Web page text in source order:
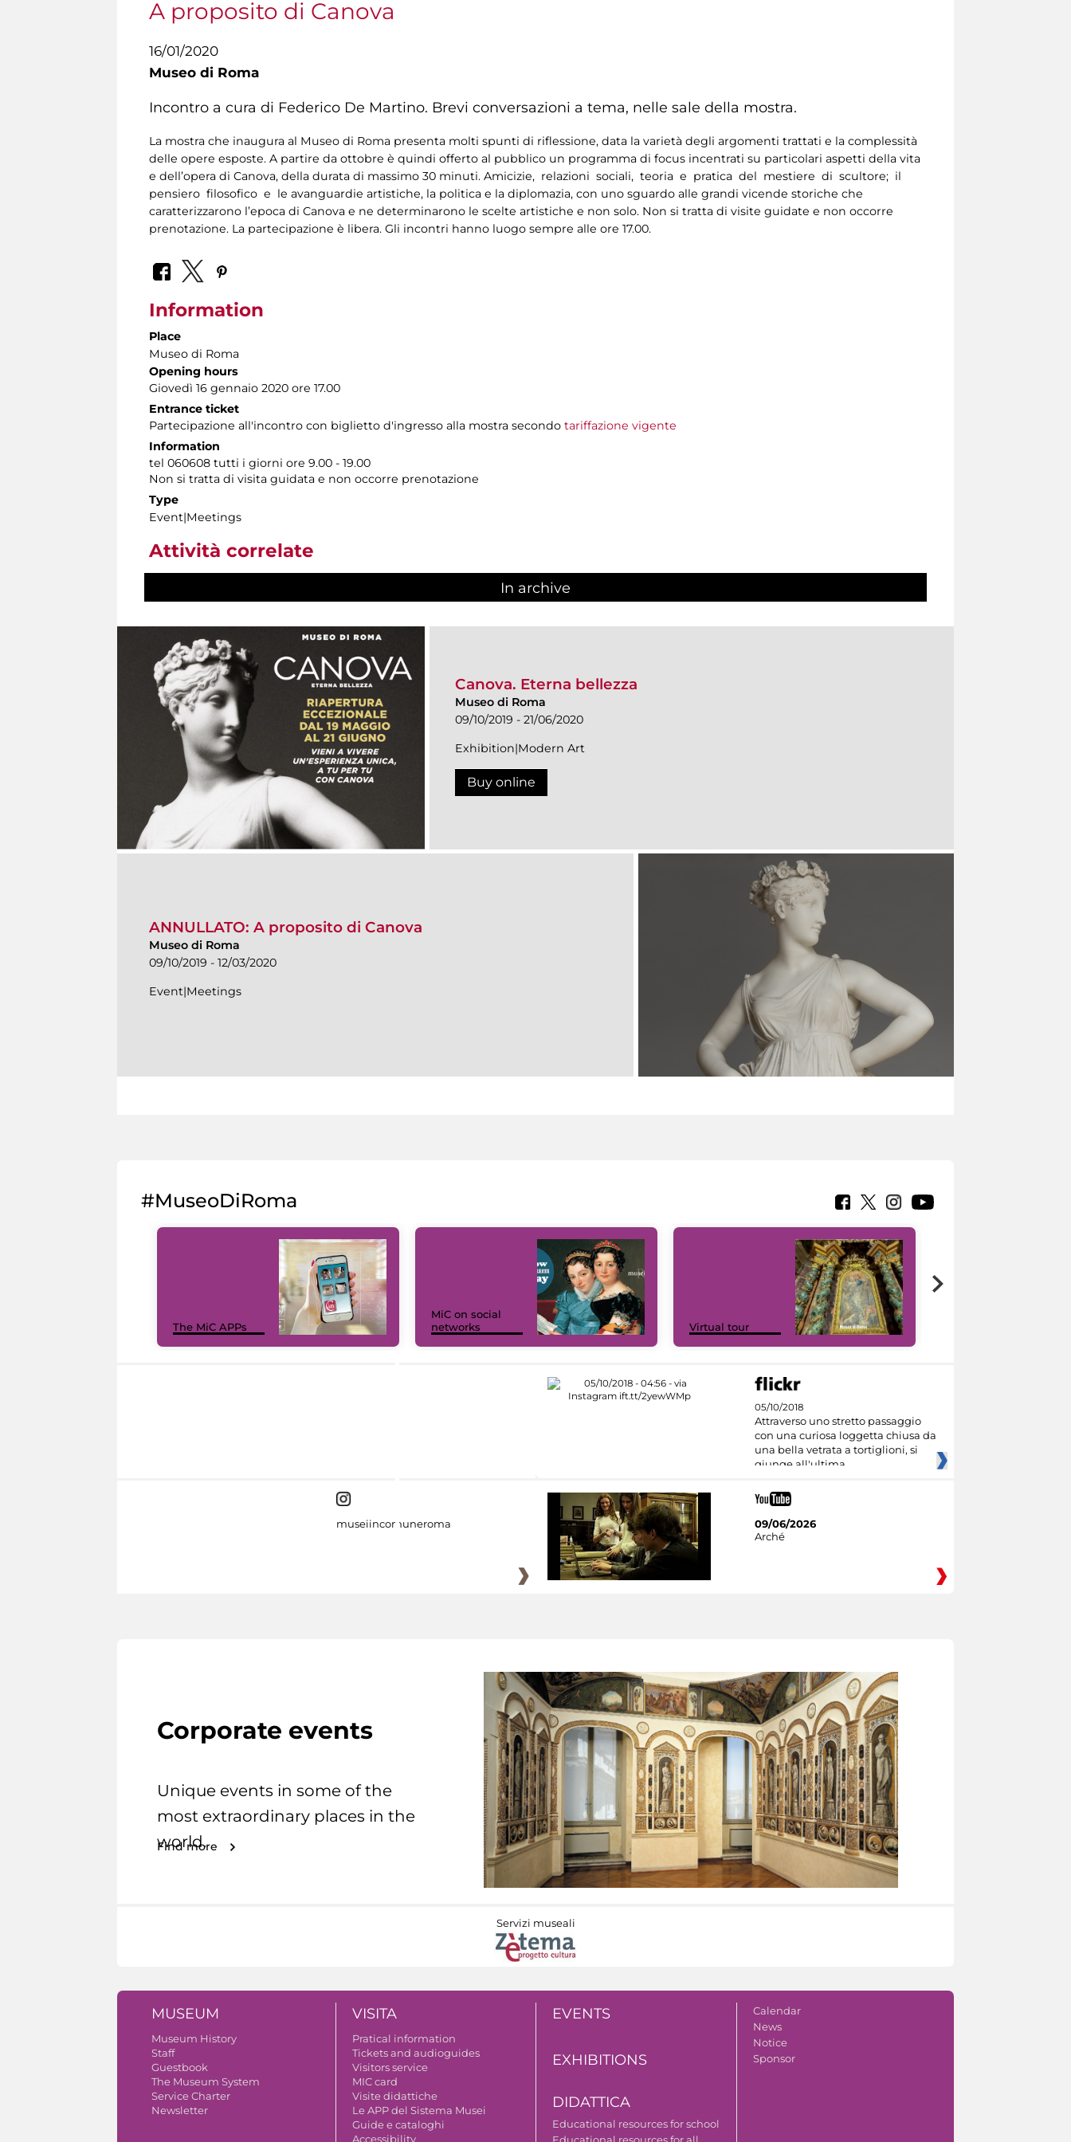
A proposito di Canova
16/01/2020
Museo di Roma
Incontro a cura di Federico De Martino. Brevi conversazioni a tema, nelle sale della mostra.
La mostra che inaugura al Museo di Roma presenta molti spunti di riflessione, data la varietà degli argomenti trattati e la complessità
delle opere esposte. A partire da ottobre è quindi offerto al pubblico un programma di focus incentrati su particolari aspetti della vita
e dell’opera di Canova, della durata di massimo 30 minuti. Amicizie, relazioni sociali, teoria e pratica del mestiere di scultore; il
pensiero filosofico e le avanguardie artistiche, la politica e la diplomazia, con uno sguardo alle grandi vicende storiche che
caratterizzarono l’epoca di Canova e ne determinarono le scelte artistiche e non solo. Non si tratta di visite guidate e non occorre
prenotazione. La partecipazione è libera. Gli incontri hanno luogo sempre alle ore 17.00.
Information
Place
Museo di Roma
Opening hours
Giovedì 16 gennaio 2020 ore 17.00
Entrance ticket
Partecipazione all'incontro con biglietto d'ingresso alla mostra secondo tariffazione vigente
Information
tel 060608 tutti i giorni ore 9.00 - 19.00
Non si tratta di visita guidata e non occorre prenotazione
Type
Event|Meetings
Attività correlate
In archive
Canova. Eterna bellezza
Museo di Roma
09/10/2019 - 21/06/2020
Exhibition|Modern Art
Buy online
ANNULLATO: A proposito di Canova
Museo di Roma
09/10/2019 - 12/03/2020
Event|Meetings
#MuseoDiRoma
The MiC APPs
MiC on social
networks
Virtual tour
05/10/2018
Attraverso uno stretto passaggio
con una curiosa loggetta chiusa da
una bella vetrata a tortiglioni, si
giunge all'ultima
museiincomuneroma
09/06/2026
Arché
Corporate events
Unique events in some of the
most extraordinary places in the
world.
Find more
Servizi museali
MUSEUM
Museum History
Staff
Guestbook
The Museum System
Service Charter
Newsletter
VISITA
Pratical information
Tickets and audioguides
Visitors service
MIC card
Visite didattiche
Le APP del Sistema Musei
Guide e cataloghi
Accessibility
EVENTS
EXHIBITIONS
DIDATTICA
Educational resources for school
Calendar
News
Notice
Sponsor